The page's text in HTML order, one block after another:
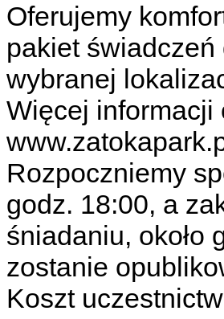
Oferujemy
pakiet
wybranej
Więcej informacji
Rozpoczniemy
godz. 18:00, a
śniadaniu, około
zostanie
Koszt